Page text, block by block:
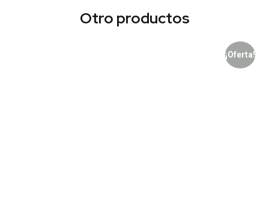
Otro productos
¡Oferta!